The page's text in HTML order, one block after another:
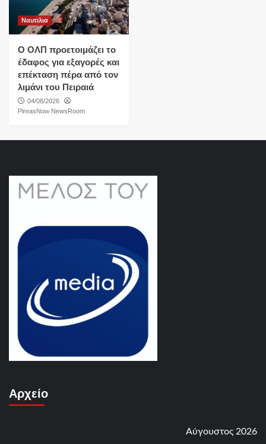
Ναυτιλια
O ΟΛΠ προετοιμάζει το
έδαφος για εξαγορές και
επέκταση πέρα από τον
λιμάνι του Πειραιά
04/08/2026
PireasNow NewsRoom
Αρχείο
Αύγουστος 2026